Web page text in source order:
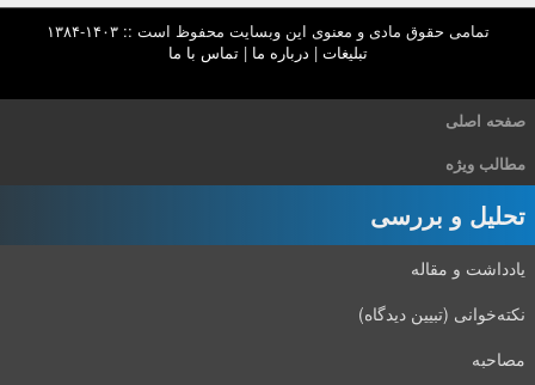
تمامی حقوق مادی و معنوی این وبسایت محفوظ است :: ۱۴۰۳-۱۳۸۴
تبلیغات | درباره ما |تماس با ما
صفحه اصلی
مطالب ویژه
تحلیل و بررسی
یادداشت و مقاله
نکته‌خوانی (تبیین دیدگاه)
مصاحبه